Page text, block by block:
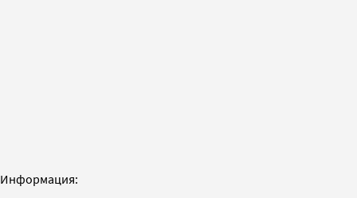
Информация: